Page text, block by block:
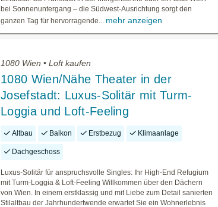
bei Sonnenuntergang – die Südwest-Ausrichtung sorgt den
ganzen Tag für hervorragende... mehr anzeigen
1080 Wien • Loft kaufen
1080 Wien/Nähe Theater in der
Josefstadt: Luxus-Solitär mit Turm-
Loggia und Loft-Feeling
Altbau Balkon Erstbezug Klimaanlage
Dachgeschoss
Luxus-Solitär für anspruchsvolle Singles: Ihr High-End Refugium
mit Turm-Loggia & Loft-Feeling Willkommen über den Dächern
von Wien. In einem erstklassig und mit Liebe zum Detail sanierten
Stilaltbau der Jahrhundertwende erwartet Sie ein Wohnerlebnis